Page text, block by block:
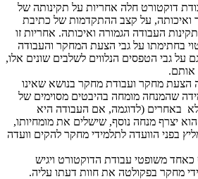
דוקטורט חלה אחריות על תקינותה של
על קצב ההתקדמות של כתיבת
העבודה הגמורה ואיכותה. אחריות זו
בחתימתו על גבי הצעת המחקר והעבודה
על גבי הטפסים הנלווים לשלבים שונים אלו,
אותם.
הצעת מחקר ועבודת מחקר בנושא שאינו
שהמנחה מומחה בהיבטים מסוימים של
באחרים (לדוגמה, אם העבודה היא
יצרף מנחה נוסף, שישלים את מומחיותו,
בפני הוועדה לתלמידי מחקר להקים וועדה
משופטי עבודת הדוקטורט ויגיש
מחקר בפקולטה את חוות דעתו עליה.